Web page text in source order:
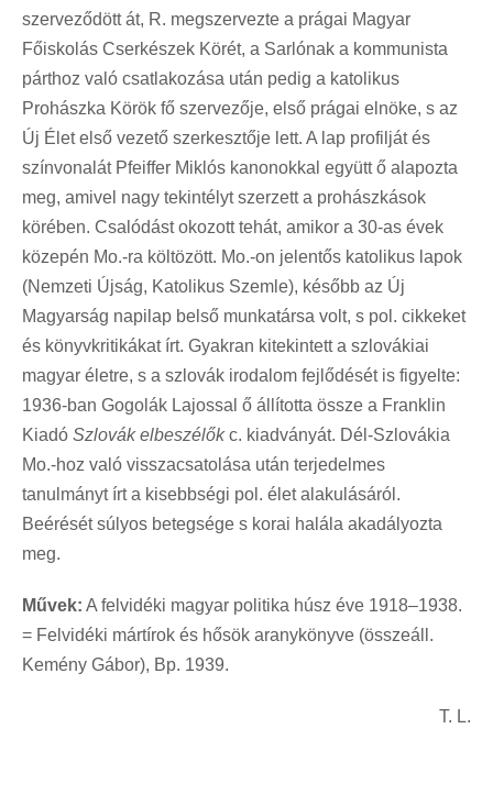
szerveződött át, R. megszervezte a prágai Magyar
Főiskolás Cserkészek Körét, a Sarlónak a kommunista
párthoz való csatlakozása után pedig a katolikus
Prohászka Körök fő szervezője, első prágai elnöke, s az
Új Élet első vezető szerkesztője lett. A lap profilját és
színvonalát Pfeiffer Miklós kanonokkal együtt ő alapozta
meg, amivel nagy tekintélyt szerzett a prohászkások
körében. Csalódást okozott tehát, amikor a 30-as évek
közepén Mo.-ra költözött. Mo.-on jelentős katolikus lapok
(Nemzeti Újság, Katolikus Szemle), később az Új
Magyarság napilap belső munkatársa volt, s pol. cikkeket
és könyvkritikákat írt. Gyakran kitekintett a szlovákiai
magyar életre, s a szlovák irodalom fejlődését is figyelte:
1936-ban Gogolák Lajossal ő állította össze a Franklin
Kiadó Szlovák elbeszélőkc. kiadványát. Dél-Szlovákia
Mo.-hoz való visszacsatolása után terjedelmes
tanulmányt írt a kisebbségi pol. élet alakulásáról.
Beérését súlyos betegsége s korai halála akadályozta
meg.
Művek: A felvidéki magyar politika húsz éve 1918–1938.
= Felvidéki mártírok és hősök aranykönyve (összeáll.
Kemény Gábor), Bp. 1939.
T. L.